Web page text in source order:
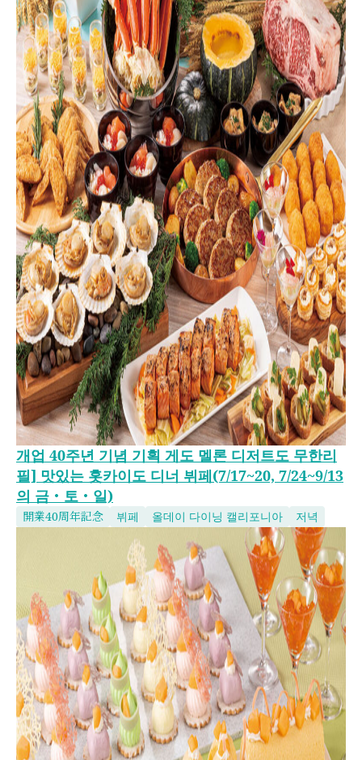
개업 40주년 기념 기획 게도 멜론 디저트도 무한리
필] 맛있는 홋카이도 디너 뷔페(7/17~20, 7/24~9/13
의 금・토・일)
開業40周年記念 뷔페 올데이 다이닝 캘리포니아 저녁